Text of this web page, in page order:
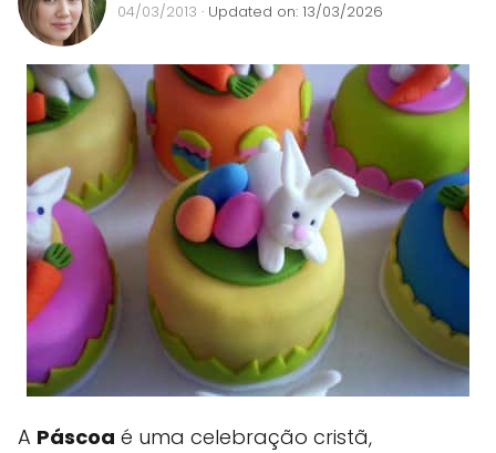
04/03/2013 · Updated on: 13/03/2026
A Páscoa é uma celebração cristã,